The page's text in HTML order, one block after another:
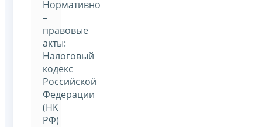
Нормативно
–
правовые
акты:
Налоговый
кодекс
Российской
Федерации
(НК
РФ)